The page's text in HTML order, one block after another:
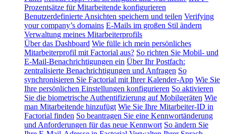
Prozentsätze für Mitarbeitende konfigurieren
Benutzerdefinierte Ansichten speichern und teilen Verifying
your company’s domains E-Mails im großen Stil ändern
Verwaltung meines Mitarbeiterprofils
Über das Dashboard Wie fülle ich mein persönliches
Mitarbeiterprofil mit Factorial aus? So richten Sie Mobil- und
E-Mail-Benachrichtigungen ein Über Ihr Postfach:
zentralisierte Benachrichtigungen und Anfragen So
synchronisieren Sie Factorial mit Ihrer Kalender-App Wie Sie
Ihre persönlichen Einstellungen konfigurieren So aktivieren
Sie die biometrische Authentifizierung auf Mobilgeräten Wie
man Mitarbeitende hinzufügt Wie Sie Ihre Mitarbeiter-ID in
Factorial finden So beantragen Sie eine Kennwortänderung
und Anforderungen für das neue Kennwort So ändern Sie